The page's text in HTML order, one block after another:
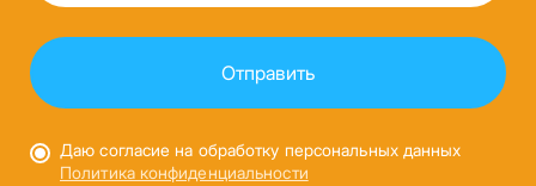
Даю согласие на обработку персональных данных
Политика конфиденциальности